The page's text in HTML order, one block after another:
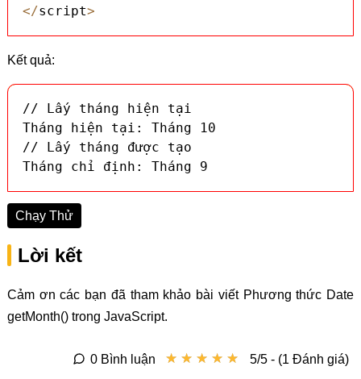
</script>
Kết quả:
// Lấy tháng hiện tại
Tháng hiện tại: Tháng 10
// Lấy tháng được tạo
Tháng chỉ định: Tháng 9
Chạy Thử
Lời kết
Cảm ơn các bạn đã tham khảo bài viết Phương thức Date
getMonth() trong JavaScript.
★ ★ ★ ★ ★
★ ★ ★ ★ ★ 5/5 - (1 Đánh giá)
0 Bình luận